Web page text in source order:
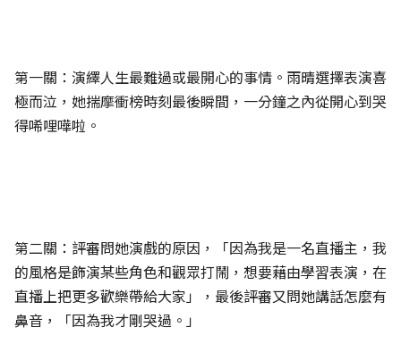
第一關：演繹人生最難過或最開心的事情。雨晴選擇表演喜
極而泣，她揣摩衝榜時刻最後瞬間，一分鐘之內從開心到哭
得唏哩嘩啦。
第二關：評審問她演戲的原因，「因為我是一名直播主，我
的風格是飾演某些角色和觀眾打鬧，想要藉由學習表演，在
直播上把更多歡樂帶給大家」，最後評審又問她講話怎麼有
鼻音，「因為我才剛哭過。」